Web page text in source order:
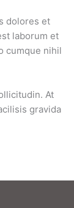
dolores et
laborum et
cumque nihil
At
gravida